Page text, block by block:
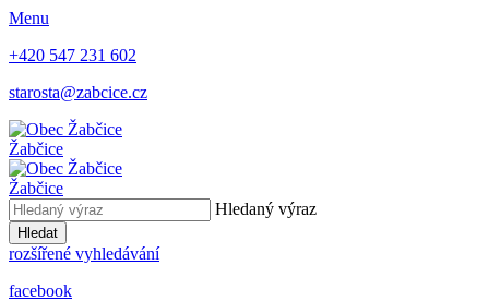
Menu
+420 547 231 602
starosta@zabcice.cz
Žabčice
Žabčice
Hledaný výraz
Hledat
rozšířené vyhledávání
facebook